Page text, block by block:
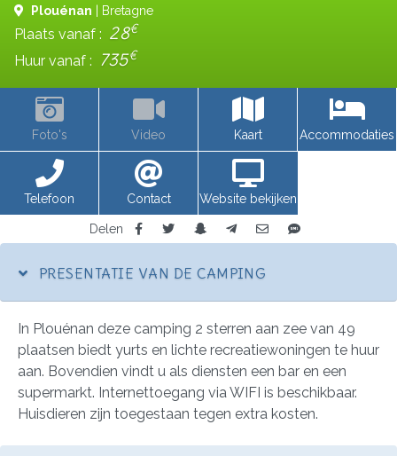
Plouénan | Bretagne
Plaats vanaf : 28€
Huur vanaf : 735€
Foto's Video Kaart Accommodaties
Telefoon Contact Website bekijken
Delen
PRESENTATIE VAN DE CAMPING
In Plouénan deze camping 2 sterren aan zee van 49
plaatsen biedt yurts en lichte recreatiewoningen te huur
aan. Bovendien vindt u als diensten een bar en een
supermarkt. Internettoegang via WIFI is beschikbaar.
Huisdieren zijn toegestaan tegen extra kosten.